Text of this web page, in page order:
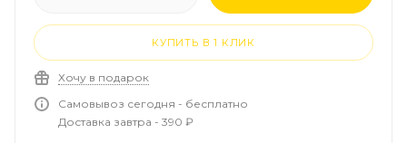
КУПИТЬ В 1 КЛИК
Хочу в подарок
Самовывоз сегодня - бесплатно
Доставка завтра - 390 ₽